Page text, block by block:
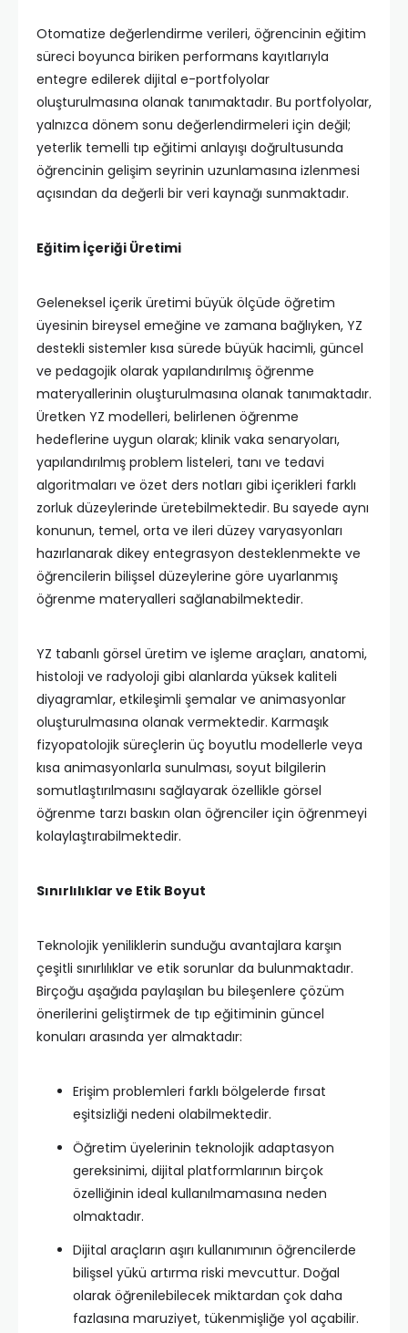
Otomatize değerlendirme verileri, öğrencinin eğitim
süreci boyunca biriken performans kayıtlarıyla
entegre edilerek dijital e-portfolyolar
oluşturulmasına olanak tanımaktadır. Bu portfolyolar,
yalnızca dönem sonu değerlendirmeleri için değil;
yeterlik temelli tıp eğitimi anlayışı doğrultusunda
öğrencinin gelişim seyrinin uzunlamasına izlenmesi
açısından da değerli bir veri kaynağı sunmaktadır.
Eğitim İçeriği Üretimi
Geleneksel içerik üretimi büyük ölçüde öğretim
üyesinin bireysel emeğine ve zamana bağlıyken, YZ
destekli sistemler kısa sürede büyük hacimli, güncel
ve pedagojik olarak yapılandırılmış öğrenme
materyallerinin oluşturulmasına olanak tanımaktadır.
Üretken YZ modelleri, belirlenen öğrenme
hedeflerine uygun olarak; klinik vaka senaryoları,
yapılandırılmış problem listeleri, tanı ve tedavi
algoritmaları ve özet ders notları gibi içerikleri farklı
zorluk düzeylerinde üretebilmektedir. Bu sayede aynı
konunun, temel, orta ve ileri düzey varyasyonları
hazırlanarak dikey entegrasyon desteklenmekte ve
öğrencilerin bilişsel düzeylerine göre uyarlanmış
öğrenme materyalleri sağlanabilmektedir.
YZ tabanlı görsel üretim ve işleme araçları, anatomi,
histoloji ve radyoloji gibi alanlarda yüksek kaliteli
diyagramlar, etkileşimli şemalar ve animasyonlar
oluşturulmasına olanak vermektedir. Karmaşık
fizyopatolojik süreçlerin üç boyutlu modellerle veya
kısa animasyonlarla sunulması, soyut bilgilerin
somutlaştırılmasını sağlayarak özellikle görsel
öğrenme tarzı baskın olan öğrenciler için öğrenmeyi
kolaylaştırabilmektedir.
Sınırlılıklar ve Etik Boyut
Teknolojik yeniliklerin sunduğu avantajlara karşın
çeşitli sınırlılıklar ve etik sorunlar da bulunmaktadır.
Birçoğu aşağıda paylaşılan bu bileşenlere çözüm
önerilerini geliştirmek de tıp eğitiminin güncel
konuları arasında yer almaktadır:
Erişim problemleri farklı bölgelerde fırsat
eşitsizliği nedeni olabilmektedir.
Öğretim üyelerinin teknolojik adaptasyon
gereksinimi, dijital platformlarının birçok
özelliğinin ideal kullanılmamasına neden
olmaktadır.
Dijital araçların aşırı kullanımının öğrencilerde
bilişsel yükü artırma riski mevcuttur. Doğal
olarak öğrenilebilecek miktardan çok daha
fazlasına maruziyet, tükenmişliğe yol açabilir.